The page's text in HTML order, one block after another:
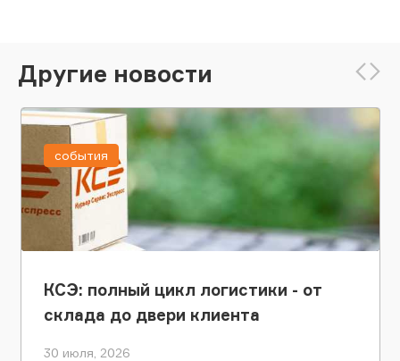
Другие новости
КСЭ: полный цикл логистики - от
склада до двери клиента
30 июля, 2026
события